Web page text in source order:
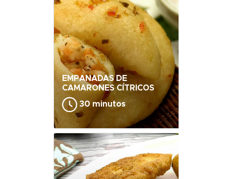
EMPANADAS DE
CAMARONES CÍTRICOS
30 minutos